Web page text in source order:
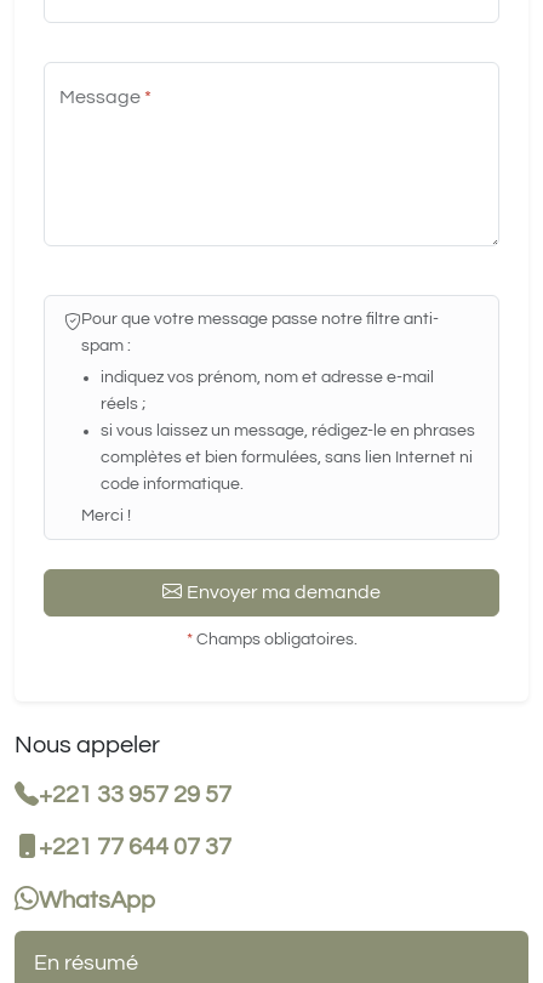
Message *
Pour que votre message passe notre filtre anti-
spam :
indiquez vos prénom, nom et adresse e-mail
réels ;
si vous laissez un message, rédigez-le en phrases
complètes et bien formulées, sans lien Internet ni
code informatique.
Merci !
Envoyer ma demande
*Champs obligatoires.
Nous appeler
+221 33 957 29 57
+221 77 644 07 37
WhatsApp
En résumé